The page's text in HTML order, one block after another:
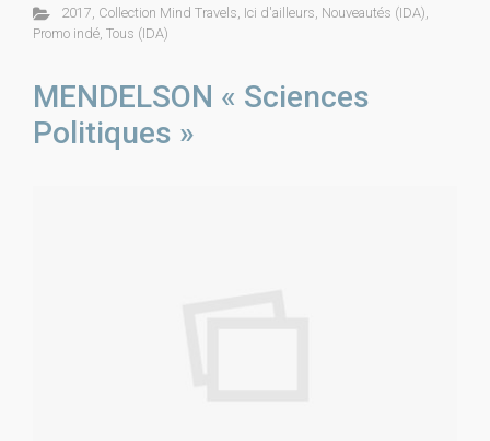
2017, Collection Mind Travels, Ici d'ailleurs, Nouveautés (IDA),
Promo indé, Tous (IDA)
MENDELSON « Sciences
Politiques »